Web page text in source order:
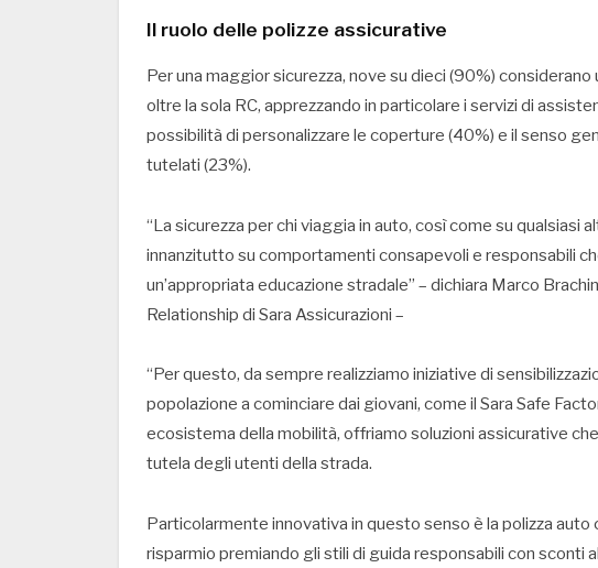
Il ruolo delle polizze assicurative
Per una maggior sicurezza, nove su dieci (90%)
oltre la sola RC, apprezzando in particolare i servizi di
possibilità di personalizzare le coperture (40%) e il senso
tutelati (23%).
“La sicurezza per chi viaggia in auto, così come su qualsiasi
innanzitutto su comportamenti consapevoli e responsabili
un’appropriata educazione stradale” – dichiara Marco
Relationship di Sara Assicurazioni –
“Per questo, da sempre realizziamo iniziative di
popolazione a cominciare dai giovani, come il Sara Safe
ecosistema della mobilità, offriamo soluzioni assicurative
tutela degli utenti della strada.
Particolarmente innovativa in questo senso è la polizza
risparmio premiando gli stili di guida responsabili con sconti